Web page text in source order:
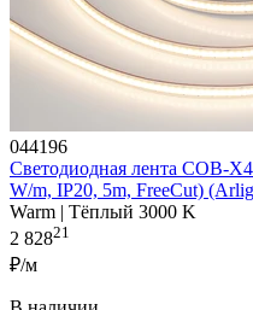
044196
Светодиодная лента COB-
W/m, IP20, 5m, FreeCut)
Warm | Тёплый 3000 K
2 82821
₽/м